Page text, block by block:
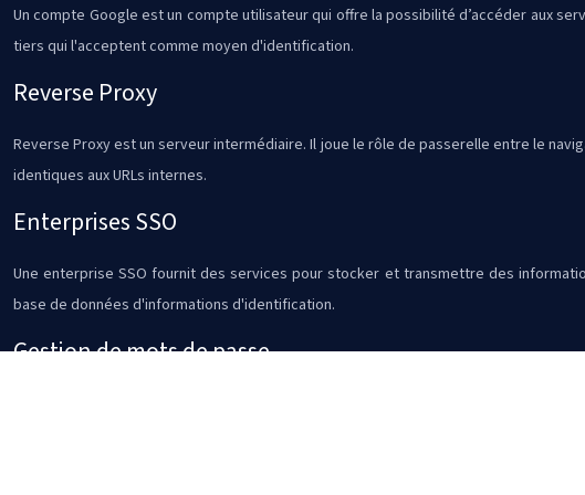
Un compte Google est un compte utilisateur qui offre la possibilité d’accéder aux
tiers qui l'acceptent comme moyen d'identification.
Reverse Proxy
Reverse Proxy est un serveur intermédiaire. Il joue le rôle de passerelle entre le
identiques aux URLs internes.
Enterprises SSO
Une enterprise SSO fournit des services pour stocker et transmettre des
base de données d'informations d'identification.
Gestion de mots de passe